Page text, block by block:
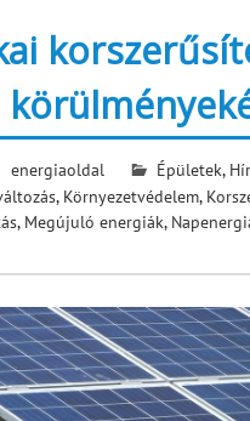
energiaoldal Épületek,
, Környezetvédelem,
, Megújuló energiák,